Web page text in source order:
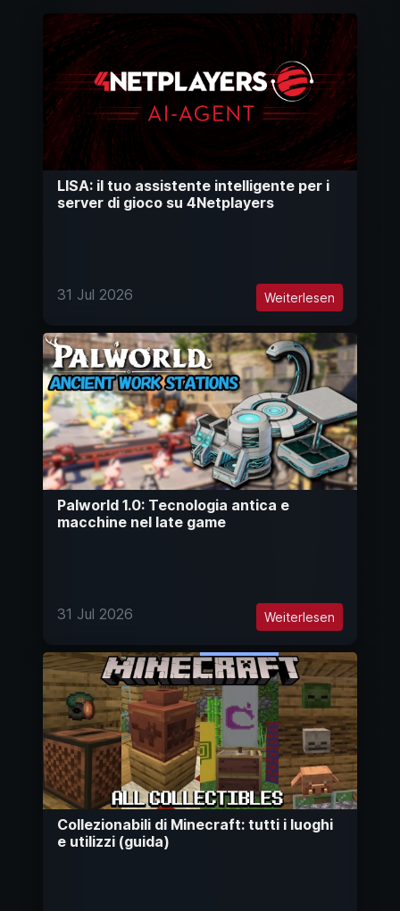
LISA: il tuo assistente intelligente per i
server di gioco su 4Netplayers
31 Jul 2026 Weiterlesen
Palworld 1.0: Tecnologia antica e
macchine nel late game
31 Jul 2026 Weiterlesen
Collezionabili di Minecraft: tutti i luoghi
e utilizzi (guida)